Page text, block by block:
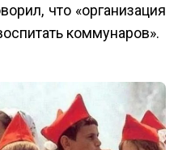
что «организация
коммунаров».